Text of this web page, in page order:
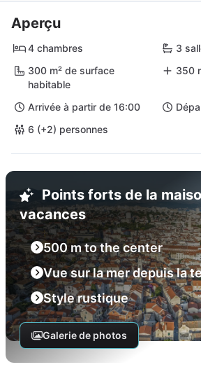
Aperçu
4 chambres
3
300 m² de surface
habitable
350
Arrivée à partir de 16:00
6 (+2) personnes
Points forts de la
vacances
500 m to the center
Vue sur la mer depuis la
Style rustique
Galerie de photos